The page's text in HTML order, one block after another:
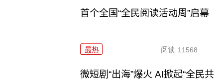
首个全国“全民阅读活动周”启幕
最热 阅读 11568
微短剧“出海”爆火 AI掀起“全民共